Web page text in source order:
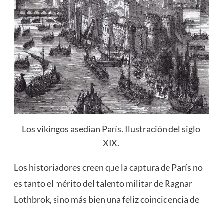
Los vikingos asedian París. Ilustración del siglo
XIX.
Los historiadores creen que la captura de París no
es tanto el mérito del talento militar de Ragnar
Lothbrok, sino más bien una feliz coincidencia de